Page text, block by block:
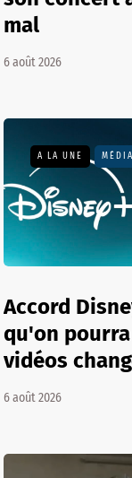
mal
6 août 2026
A LA UNE
Accord
qu'on
vidéos
6 août 2026